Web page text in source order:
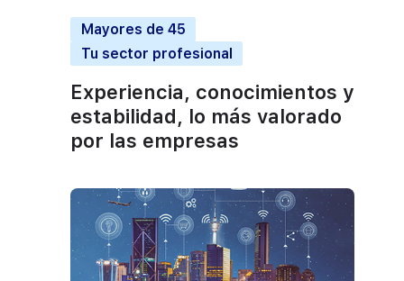
Mayores de 45
Tu sector profesional
Experiencia, conocimientos y
estabilidad, lo más valorado
por las empresas